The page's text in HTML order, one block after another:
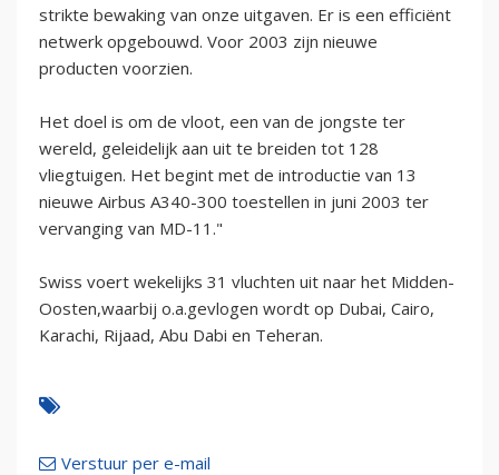
strikte bewaking van onze uitgaven. Er is een efficiënt
netwerk opgebouwd. Voor 2003 zijn nieuwe
producten voorzien.
Het doel is om de vloot, een van de jongste ter
wereld, geleidelijk aan uit te breiden tot 128
vliegtuigen. Het begint met de introductie van 13
nieuwe Airbus A340-300 toestellen in juni 2003 ter
vervanging van MD-11."
Swiss voert wekelijks 31 vluchten uit naar het Midden-
Oosten,waarbij o.a.gevlogen wordt op Dubai, Cairo,
Karachi, Rijaad, Abu Dabi en Teheran.
Verstuur per e-mail